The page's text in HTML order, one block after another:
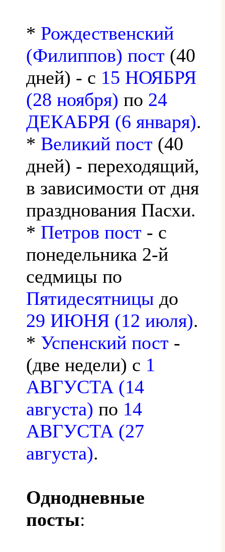
* Рождественский
(Филиппов) пост (40
дней) - с 15 НОЯБРЯ
(28 ноября) по 24
ДЕКАБРЯ (6 января).
* Великий пост (40
дней) - переходящий,
в зависимости от дня
празднования Пасхи.
* Петров пост - с
понедельника 2-й
седмицы по
Пятидесятницы до
29 ИЮНЯ (12 июля).
* Успенский пост -
(две недели) с 1
АВГУСТА (14
августа) по 14
АВГУСТА (27
августа).
Однодневные
посты: